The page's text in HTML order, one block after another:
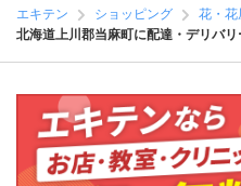
エキテン ショッピング
花・花
北海道上川郡当麻町に配達・デリバ